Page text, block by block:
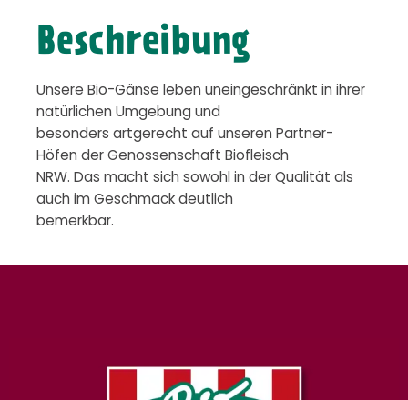
Beschreibung
Unsere Bio-Gänse leben uneingeschränkt in ihrer
natürlichen Umgebung und
besonders artgerecht auf unseren Partner-
Höfen der Genossenschaft Biofleisch
NRW. Das macht sich sowohl in der Qualität als
auch im Geschmack deutlich
bemerkbar.